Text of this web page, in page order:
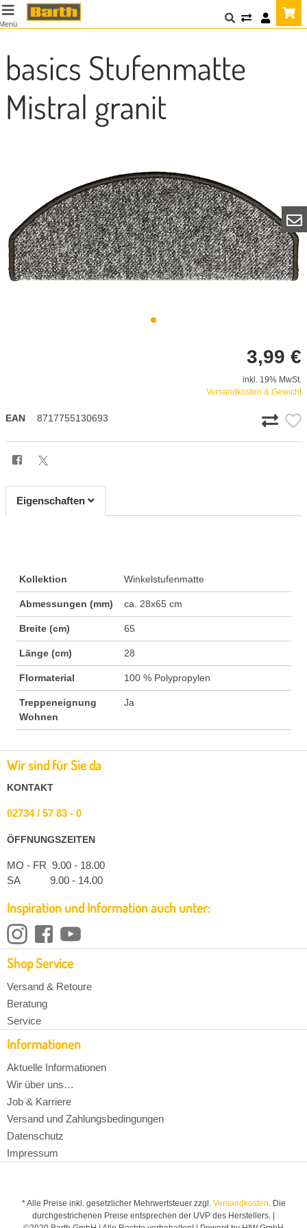
basics Stufenmatte
Mistral granit
3,99 €
inkl. 19% MwSt.
Versandkosten & Gewicht
EAN 8717755130693
Eigenschaften
Kollektion Winkelstufenmatte
Abmessungen (mm) ca. 28x65 cm
Breite (cm) 65
Länge (cm) 28
Flormaterial 100 % Polypropylen
Treppeneignung
Wohnen
Ja
Wir sind für Sie da
KONTAKT
02734 / 57 83 - 0
ÖFFNUNGSZEITEN
MO - FR 9.00 - 18.00
SA 9.00 - 14.00
Inspiration und Information auch unter:
Shop Service
Versand & Retoure
Beratung
Service
Informationen
Aktuelle Informationen
Wir über uns…
Job & Karriere
Versand und Zahlungsbedingungen
Datenschutz
Impressum
* Alle Preise inkl. gesetzlicher Mehrwertsteuer zzgl. Versandkosten. Die
durchgestrichenen Preise entsprechen der UVP des Herstellers. |